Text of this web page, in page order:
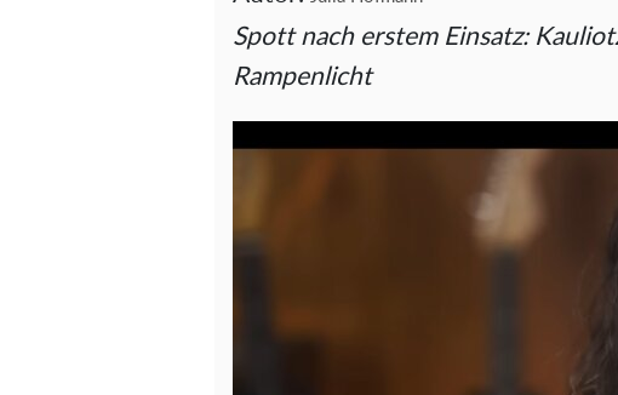
Spott nach erstem Einsatz:
Rampenlicht